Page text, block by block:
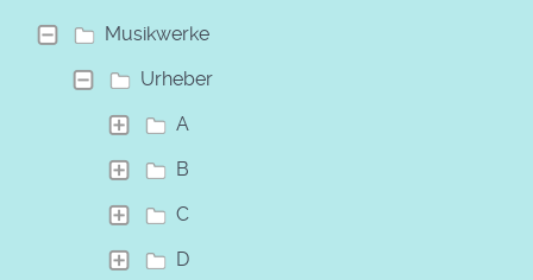
Musikwerke
Urheber
A
B
C
D